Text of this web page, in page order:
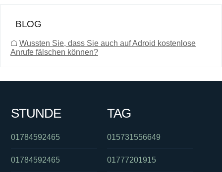
BLOG
☖ Wussten Sie, dass Sie auch auf Adroid kostenlose
Anrufe fälschen können?
STUNDE
01784592465
01784592465
TAG
015731556649
01777201915